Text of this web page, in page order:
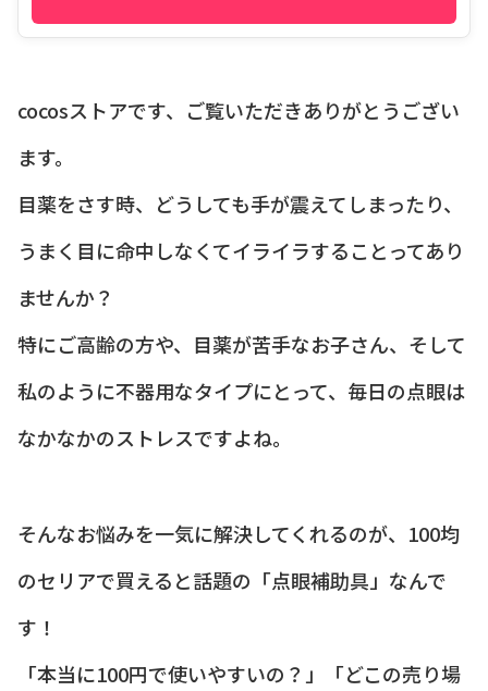
cocosストアです、ご覧いただきありがとうござい
ます。
目薬をさす時、どうしても手が震えてしまったり、
うまく目に命中しなくてイライラすることってあり
ませんか？
特にご高齢の方や、目薬が苦手なお子さん、そして
私のように不器用なタイプにとって、毎日の点眼は
なかなかのストレスですよね。
そんなお悩みを一気に解決してくれるのが、100均
のセリアで買えると話題の「点眼補助具」なんで
す！
「本当に100円で使いやすいの？」「どこの売り場